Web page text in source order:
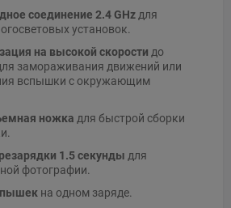
соединение 2.4 GHzдля
установок.
на высокой скорости до
замораживания движений или
вспышки с окружающим
ножка для быстрой сборки
1.5 секунды для
фотографии.
на одном заряде.